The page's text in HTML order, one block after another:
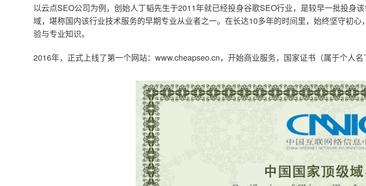
以云点SEO公司为例，创始人丁韬先生于2011年就已经投身谷歌SEO行业，是较早一批投身
域，堪称国内该行业技术服务的早期专业从业者之一。在长达10多年的时间里，始终坚守初
验与专业知识。
2016年，正式上线了第一个网站：www.cheapseo.cn，开始商业服务，国家证书（属于个人名